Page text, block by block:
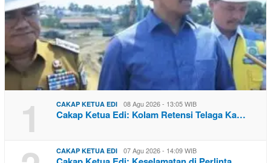
1 CAKAP KETUA EDI 08 Agu 2026 - 13:05 WIB
Cakap Ketua Edi: Kolam Retensi Telaga Ka…
CAKAP KETUA EDI 07 Agu 2026 - 14:09 WIB